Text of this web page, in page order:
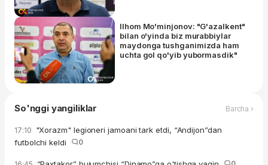
Ilhom Mo'minjonov: "G'azalkent"
bilan o'yinda biz murabbiylar
maydonga tushganimizda ham
uchta gol qo'yib yubormasdik"
So'nggi yangiliklar Barcha ›
17:10 "Xorazm" legioneri jamoani tark etdi, “Andijon”dan
futbolchi keldi
0